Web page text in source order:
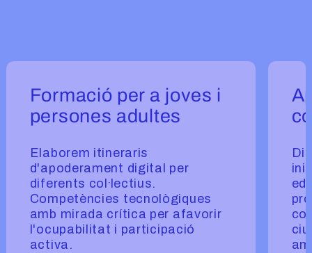
Carrusel - Serveis acció educativa
Formació per a joves i
persones adultes
Elaborem itineraris
d'apoderament digital per
diferents col·lectius.
Competències tecnològiques
amb mirada crítica per afavorir
l'ocupabilitat i participació
activa.